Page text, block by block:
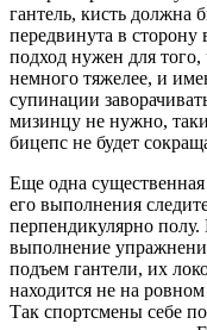
гантель, кисть должна
передвинута в
подход нужен для того,
немного тяжелее, и
супинации
мизинцу не нужно,
бицепс не будет
Еще одна
его выполнения
перпендикулярно
выполнение
подъем гантели, их
находится не на
Так спортсмены себе